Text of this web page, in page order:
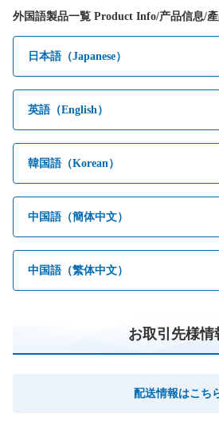
外国語製品一覧 Product Info/产品信息/
日本語（Japanese）
英語（English）
韓国語（Korean）
中国語（簡体中文）
中国語（繁体中文）
お取引先様情
配送情報はこち